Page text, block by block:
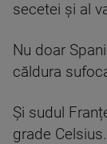
secetei și al
Nu doar
căldura
Și sudul
grade Celsius.